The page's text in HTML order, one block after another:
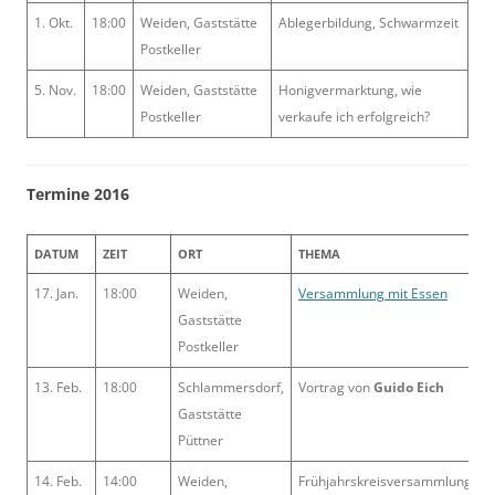
1. Okt. 18:00
Weiden, Gaststätte
Postkeller
Ablegerbildung, Schwarmzeit
5. Nov. 18:00
Weiden, Gaststätte
Postkeller
Honigvermarktung, wie
verkaufe ich erfolgreich?
Termine 2016
DATUM ZEIT ORT THEMA
17. Jan. 18:00
Weiden,
Gaststätte
Postkeller
Versammlung mit Essen
13. Feb. 18:00
Schlammersdorf,
Gaststätte
Püttner
Vortrag vonGuido Eich
14. Feb. 14:00 Weiden, Frühjahrskreisversammlung